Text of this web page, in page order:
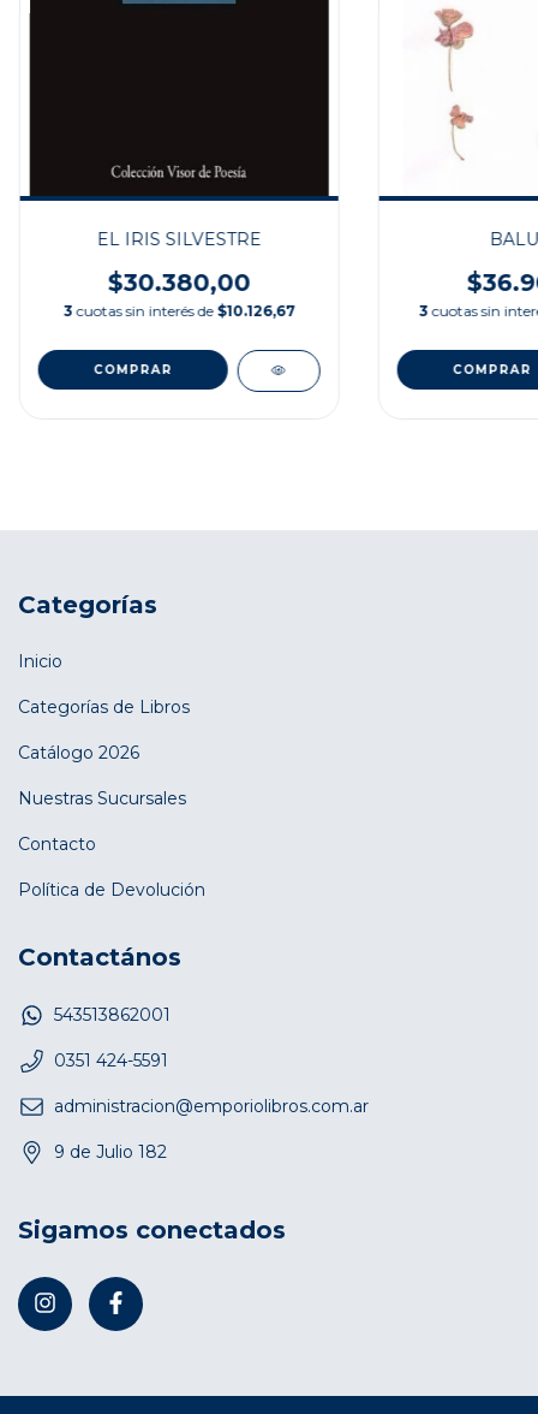
EL IRIS SILVESTRE
$30.380,00
3 cuotas sin interés de $10.126,67 3 cuotas sin
Categorías
Inicio
Categorías de Libros
Catálogo 2026
Nuestras Sucursales
Contacto
Política de Devolución
Contactános
543513862001
0351 424-5591
administracion@emporiolibros.com.ar
9 de Julio 182
Sigamos conectados